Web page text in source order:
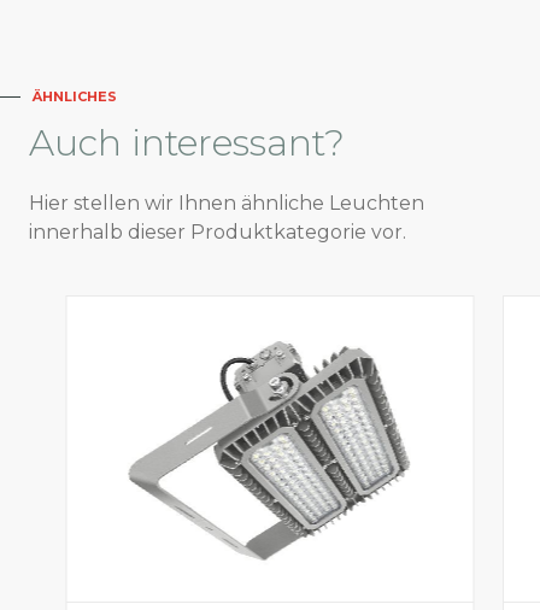
ÄHNLICHES
Auch interessant?
Hier stellen wir Ihnen ähnliche Leuchten
innerhalb dieser Produktkategorie vor.